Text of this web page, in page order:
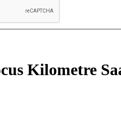
Kilometre